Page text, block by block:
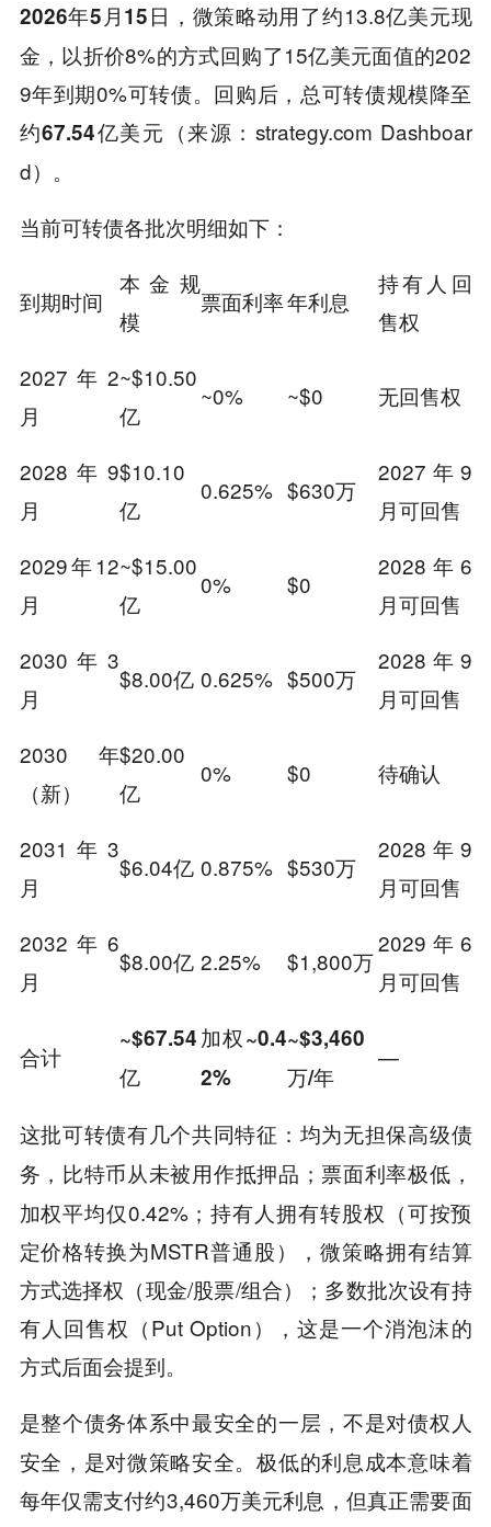
2026年5月15日 ，微策略动用了约13.8亿美元现
金，以折价8%的方式回购了15亿美元面值的202
9年到期0%可转债。回购后，总可转债规模降至
约67.54亿美元 （来源：strategy.com Dashboar
d）。
当前可转债各批次明细如下：
到期时间
本金规
模
票面利率年利息
持有人回
售权
2027年2
月
~$10.50
亿
~0% ~$0 无回售权
2028年9
月
$10.10
亿
0.625% $630万
2027年9
月可回售
2029年12
月
~$15.00
亿
0% $0
2028年6
月可回售
2030年3
月
$8.00亿 0.625% $500万
2028年9
月可回售
2030年
（新）
$20.00
亿
0% $0 待确认
2031年3
月
$6.04亿 0.875% $530万
2028年9
月可回售
2032年6
月
$8.00亿 2.25% $1,800万
2029年6
月可回售
合计
~$67.54
亿
加权~0.4
2%
~$3,460
万/年
—
这批可转债有几个共同特征：均为无担保高级债
务 ，比特币从未被用作抵押品；票面利率极低，
加权平均仅0.42%；持有人拥有转股权（可按预
定价格转换为MSTR普通股），微策略拥有结算
方式选择权（现金/股票/组合）；多数批次设有持
有人回售权（Put Option），这是一个消泡沫的
方式后面会提到。
是整个债务体系中最安全的一层 ，不是对债权人
安全，是对微策略安全。极低的利息成本意味着
每年仅需支付约3,460万美元利息，但真正需要面